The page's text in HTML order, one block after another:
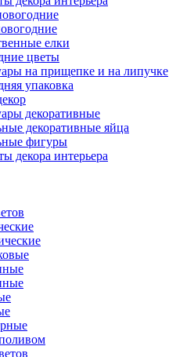
елки
цветы
на прищепке и на липучке
упаковка
декоративные
декоративные яйца
фигуры
декора интерьера